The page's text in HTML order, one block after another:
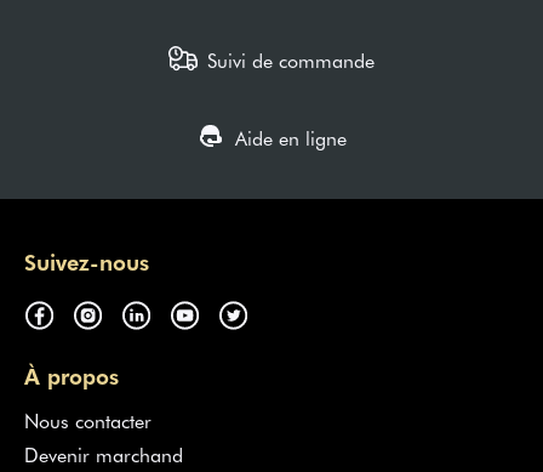
Suivi de commande
Aide en ligne
Suivez-nous
À propos
Nous contacter
Devenir marchand